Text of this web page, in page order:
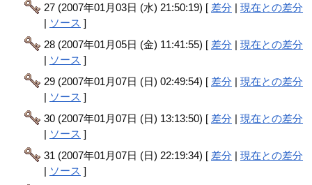
27 (2007年01月03日 (水) 21:50:19) [ 差分 |現在との差分
| ソース ]
28 (2007年01月05日 (金) 11:41:55) [ 差分 |現在との差分
| ソース ]
29 (2007年01月07日 (日) 02:49:54) [ 差分 |現在との差分
| ソース ]
30 (2007年01月07日 (日) 13:13:50) [ 差分 |現在との差分
| ソース ]
31 (2007年01月07日 (日) 22:19:34) [ 差分 |現在との差分
| ソース ]